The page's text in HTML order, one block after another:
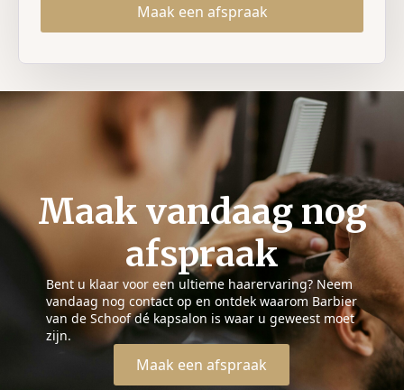
Maak een afspraak
Maak vandaag nog
afspraak
Bent u klaar voor een ultieme haarervaring? Neem
vandaag nog contact op en ontdek waarom Barbier
van de Schoof dé kapsalon is waar u geweest moet
zijn.
Maak een afspraak